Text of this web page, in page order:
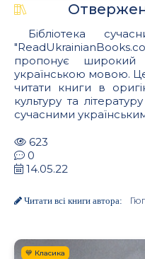
Бібліотека
пропонує широкий
українською мовою.
читати книги в
культуру та
сучасними
623
0
14.05.22
Читати всі книги автора:
💙 Класика